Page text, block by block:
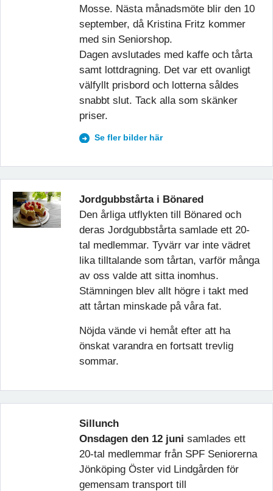
Mosse. Nästa månadsmöte blir den 10
september, då Kristina Fritz kommer
med sin Seniorshop.
Dagen avslutades med kaffe och tårta
samt lottdragning. Det var ett ovanligt
välfyllt prisbord och lotterna såldes
snabbt slut. Tack alla som skänker
priser.
Se fler bilder här
Jordgubbstårta i Bönared
Den årliga utflykten till Bönared och
deras Jordgubbstårta samlade ett 20-
tal medlemmar. Tyvärr var inte vädret
lika tilltalande som tårtan, varför många
av oss valde att sitta inomhus.
Stämningen blev allt högre i takt med
att tårtan minskade på våra fat.
Nöjda vände vi hemåt efter att ha
önskat varandra en fortsatt trevlig
sommar.
Sillunch
Onsdagen den 12 juni samlades ett
20-tal medlemmar från SPF Seniorerna
Jönköping Öster vid Lindgården för
gemensam transport till